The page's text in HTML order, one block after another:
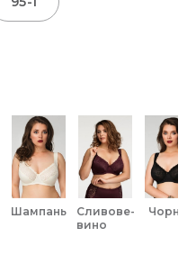
шампань
сливове-
вино
чорний